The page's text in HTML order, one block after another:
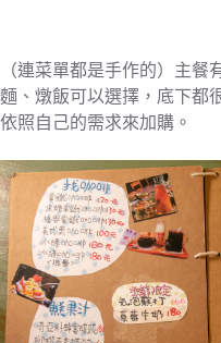
（連菜單都是手作的）主餐
麵、燉飯可以選擇，底下都
依照自己的需求來加購。